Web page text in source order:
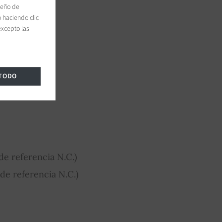
referencia N.C.)
referencia N.C.)
de
haciendo clic
las